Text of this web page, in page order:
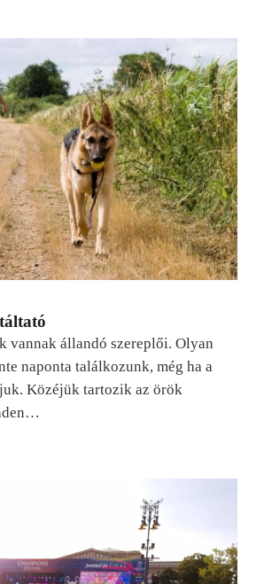
vannak állandó szereplői. Olyan
naponta találkozunk, még ha a
Közéjük tartozik az örök